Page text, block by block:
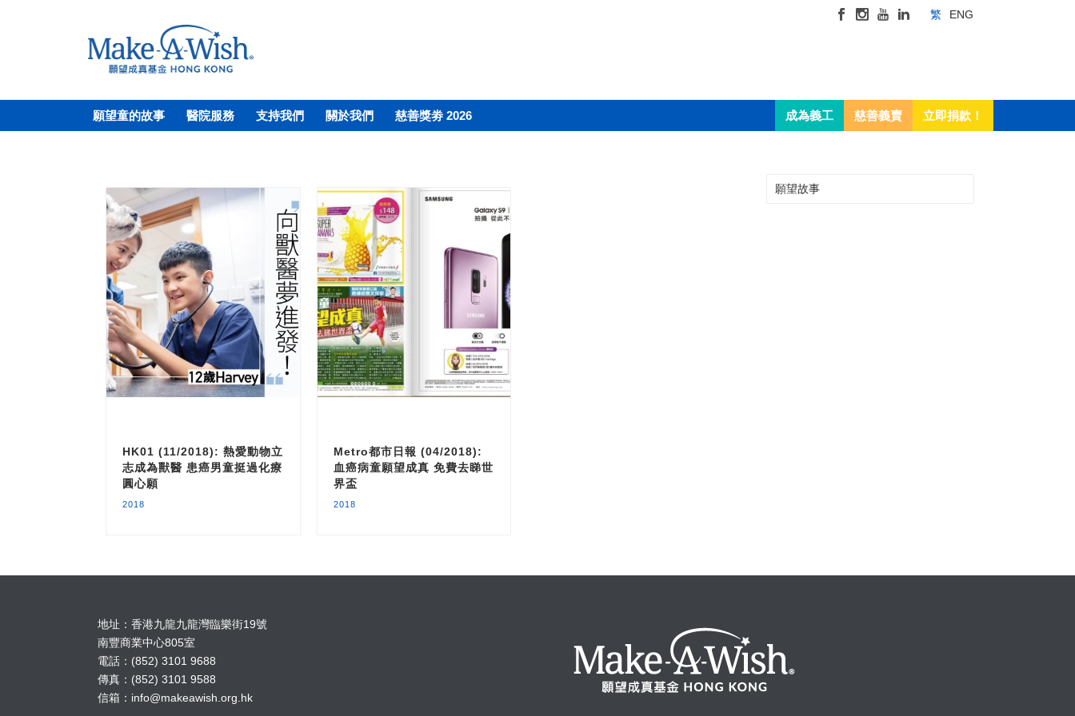
繁 ENG
願望童的故事 醫院服務 支持我們 關於我們 慈善獎劵 2026 成為義工 慈善義賣 立即捐款！
HK01 (11/2018): 熱愛動物立
志成為獸醫 患癌男童挺過化療
圓心願
2018
Metro都市日報 (04/2018):
血癌病童願望成真 免費去睇世
界盃
2018
願望故事
地址：香港九龍九龍灣臨樂街19號
南豐商業中心805室
電話：(852) 3101 9688
傳真：(852) 3101 9588
信箱： info@makeawish.org.hk